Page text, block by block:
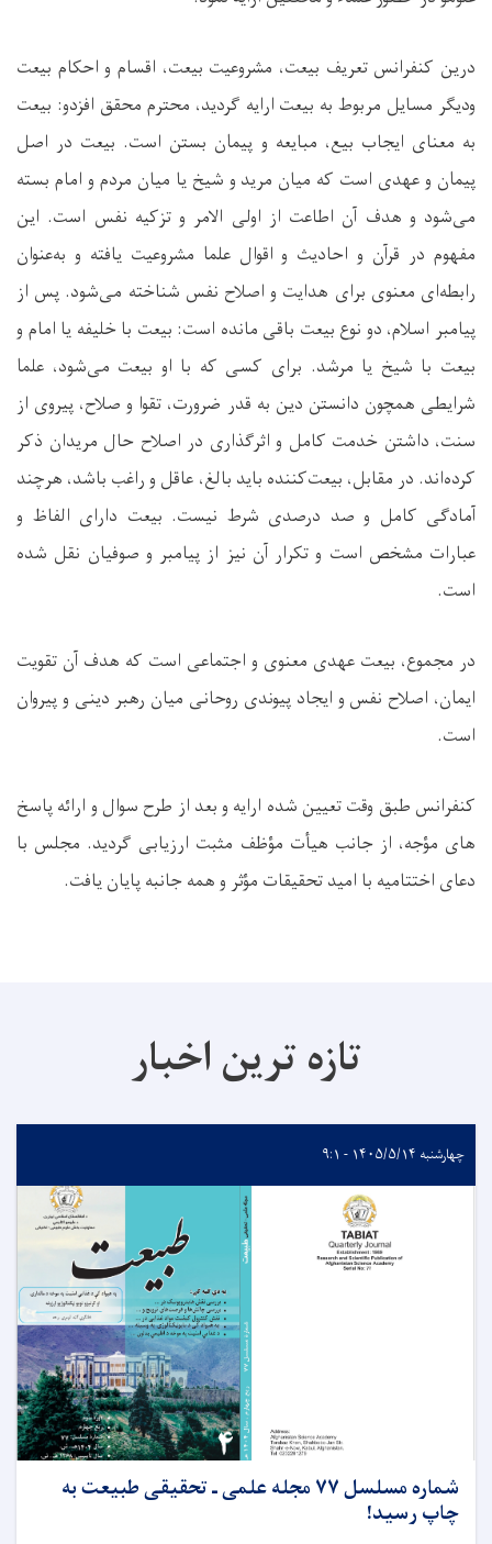
درین کنفرانس تعریف بیعت، مشروعیت بیعت، اقسام و احکام بیعت
ودیگر مسایل مربوط به بیعت ارایه گردید، محترم محقق افزدو: بیعت
به معنای ایجاب بیع، مبایعه و پیمان بستن است. بیعت در اصل
پیمان و عهدی است که میان مرید و شیخ یا میان مردم و امام بسته
می‌شود و هدف آن اطاعت از اولی الامر و تزکیه نفس است. این
مفهوم در قرآن و احادیث و اقوال علما مشروعیت یافته و به‌عنوان
رابطه‌ای معنوی برای هدایت و اصلاح نفس شناخته می‌شود. پس از
پیامبر اسلام، دو نوع بیعت باقی مانده است: بیعت با خلیفه یا امام و
بیعت با شیخ یا مرشد. برای کسی که با او بیعت می‌شود، علما
شرایطی همچون دانستن دین به قدر ضرورت، تقوا و صلاح، پیروی از
سنت، داشتن خدمت کامل و اثرگذاری در اصلاح حال مریدان ذکر
کرده‌اند. در مقابل، بیعت‌کننده باید بالغ، عاقل و راغب باشد، هرچند
آمادگی کامل و صد درصدی شرط نیست. بیعت دارای الفاظ و
عبارات مشخص است و تکرار آن نیز از پیامبر و صوفیان نقل شده
است.
در مجموع، بیعت عهدی معنوی و اجتماعی است که هدف آن تقویت
ایمان، اصلاح نفس و ایجاد پیوندی روحانی میان رهبر دینی و پیروان
است.
کنفرانس طبق وقت تعیین شده ارایه و بعد از طرح سوال و ارائه پاسخ
های مؤجه، از جانب هیأت مؤظف مثبت ارزیابی گردید. مجلس با
دعای اختتامیه با امید تحقیقات مؤثر و همه جانبه پایان یافت.
تازه ترین اخبار
چهارشنبه ۱۴۰۵/۵/۱۴ - ۹:۱
شماره مسلسل ۷۷ مجله علمی ـ تحقیقی طبیعت به
چاپ رسید!